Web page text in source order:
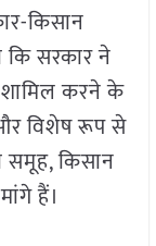
किसान
कि सरकार ने
शामिल करने के
विशेष रूप से
समूह, किसान
हैं।